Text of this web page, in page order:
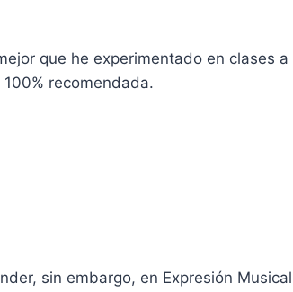
que he experimentado en clases
recomendada.
sin embargo, en Expresión